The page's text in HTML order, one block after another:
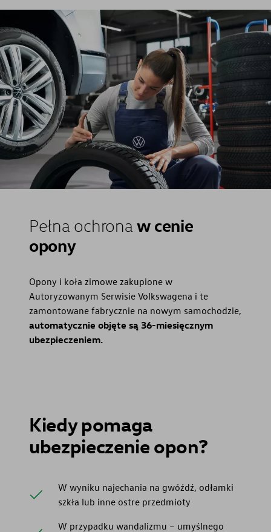
Pełna ochronaw cenie
opony
Opony i koła zimowe zakupione w
Autoryzowanym Serwisie Volkswagena i te
zamontowane fabrycznie na nowym samochodzie,
automatycznie objęte są 36-miesięcznym
ubezpieczeniem.
Kiedy pomaga
ubezpieczenie opon?
W wyniku najechania na gwóźdź, odłamki
szkła lub inne ostre przedmioty
W przypadku wandalizmu – umyślnego